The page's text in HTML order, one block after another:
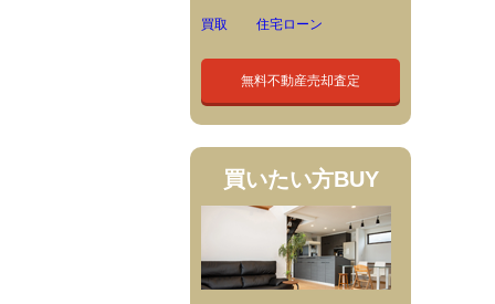
買取 住宅ローン
無料不動産売却査定
買いたい方BUY